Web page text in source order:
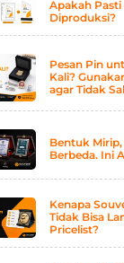
Apakah Pasti
Diproduksi?
Pesan Pin
Kali?
agar Tidak
Bentuk
Berbeda. Ini
Kenapa
Tidak Bisa
Pricelist?